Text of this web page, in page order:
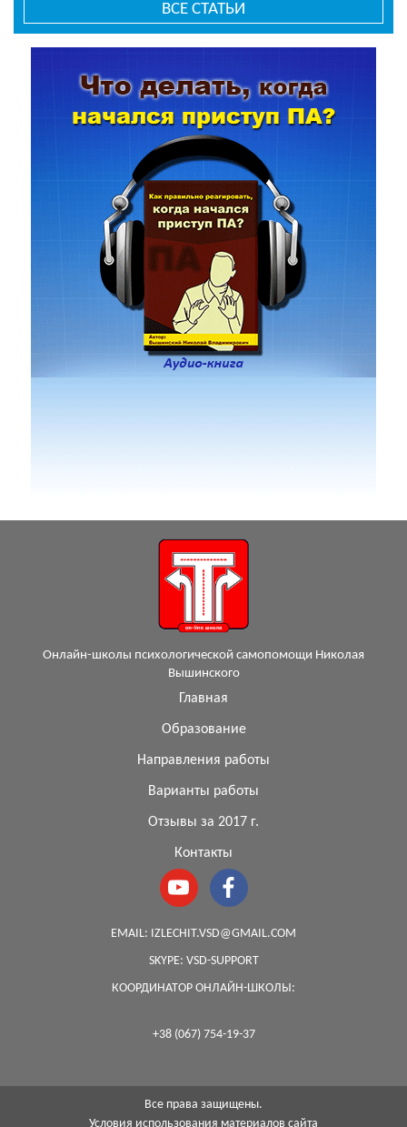
ВСЕ СТАТЬИ
Онлайн-школы психологической самопомощи Николая
Вышинского
Главная
Образование
Направления работы
Варианты работы
Отзывы за 2017 г.
Контакты
EMAIL: IZLECHIT.VSD@GMAIL.COM
SKYPE: VSD-SUPPORT
КООРДИНАТОР ОНЛАЙН-ШКОЛЫ:
+38 (067) 754-19-37
Все права защищены.
Условия использования материалов сайта